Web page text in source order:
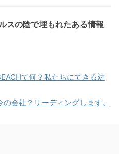
スの陰で埋もれたある情報
て何？私たちにできる対
会社？リーディングします。